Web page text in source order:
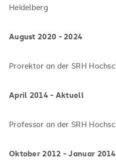
Heidelberg
August 2020 - 2024
Prorektor an der SRH
April 2014 - Aktuell
Professor an der SRH
Oktober 2012 - Januar 2014